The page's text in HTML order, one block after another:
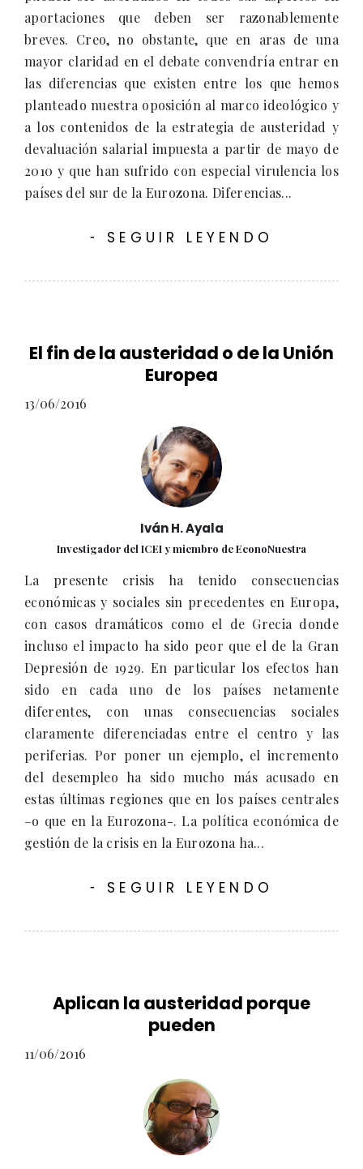
aportaciones que deben ser razonablemente
breves. Creo, no obstante, que en aras de una
mayor claridad en el debate convendría entrar en
las diferencias que existen entre los que hemos
planteado nuestra oposición al marco ideológico y
a los contenidos de la estrategia de austeridad y
devaluación salarial impuesta a partir de mayo de
2010 y que han sufrido con especial virulencia los
países del sur de la Eurozona. Diferencias...
- SEGUIR LEYENDO
El fin de la austeridad o de la Unión
Europea
13/06/2016
Iván H. Ayala
Investigador del ICEI y miembro de EconoNuestra
La presente crisis ha tenido consecuencias
económicas y sociales sin precedentes en Europa,
con casos dramáticos como el de Grecia donde
incluso el impacto ha sido peor que el de la Gran
Depresión de 1929. En particular los efectos han
sido en cada uno de los países netamente
diferentes, con unas consecuencias sociales
claramente diferenciadas entre el centro y las
periferias. Por poner un ejemplo, el incremento
del desempleo ha sido mucho más acusado en
estas últimas regiones que en los países centrales
–o que en la Eurozona-. La política económica de
gestión de la crisis en la Eurozona ha...
- SEGUIR LEYENDO
Aplican la austeridad porque
pueden
11/06/2016